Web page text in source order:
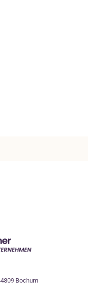
Bochum